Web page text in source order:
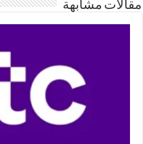
مقالات مشابهة